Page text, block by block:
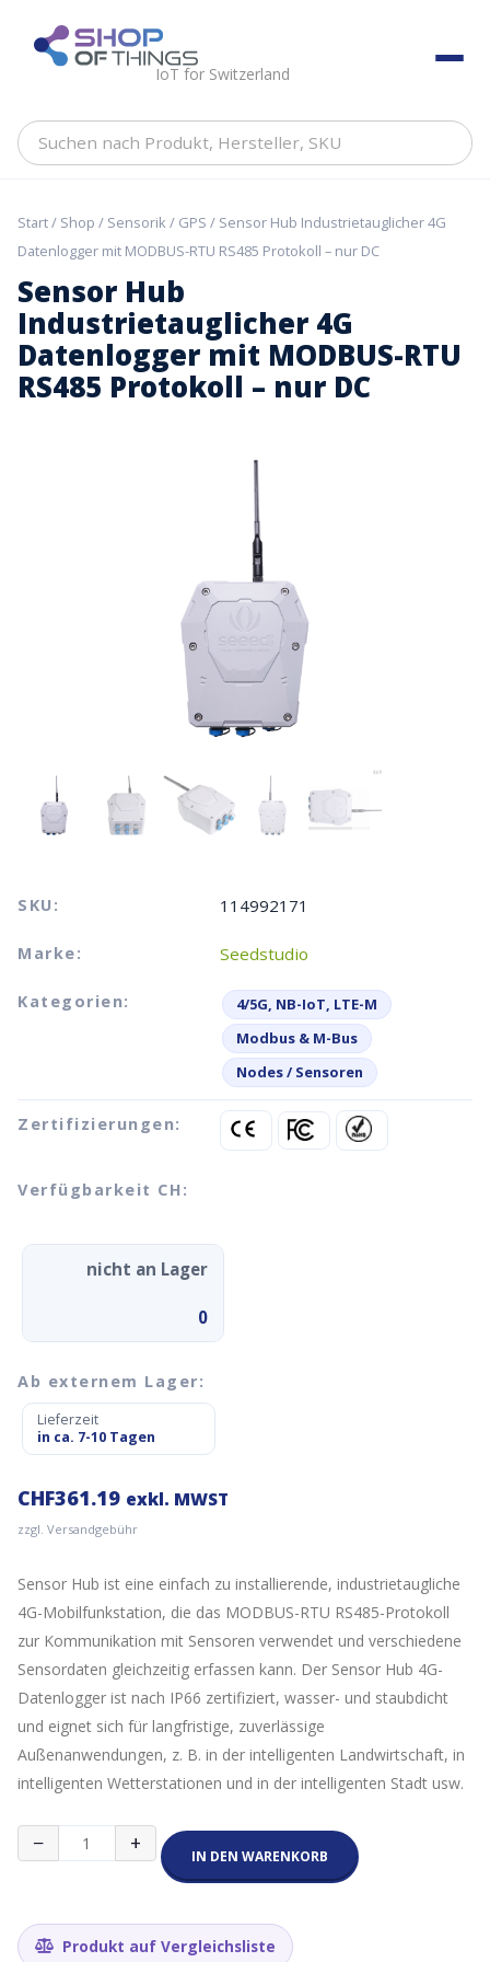
content ShopOfThings
IoT for Switzerland
Suchen
Hersteller,
Start/ Shop / Sensorik / GPS / Sensor Hub Industrietauglicher 4G
Datenlogger mit MODBUS-RTU RS485 Protokoll – nur DC
Sensor Hub
Industrietauglicher 4G
Datenlogger mit MODBUS-RTU
RS485 Protokoll – nur DC
SKU: 114992171
Marke: Seedstudio
Kategorien:
4/5G, NB-IoT, LTE-M
Modbus & M-Bus
Nodes / Sensoren
Zertifizierungen:
Verfügbarkeit CH:
nicht an Lager
0
Ab externem Lager:
Lieferzeit
in ca. 7-10 Tagen
CHF361.19 exkl. MWST
zzgl. Versandgebühr
Sensor Hub ist eine einfach zu installierende, industrietaugliche
4G-Mobilfunkstation, die das MODBUS-RTU RS485-Protokoll
zur Kommunikation mit Sensoren verwendet und verschiedene
Sensordaten gleichzeitig erfassen kann. Der Sensor Hub 4G-
Datenlogger ist nach IP66 zertifiziert, wasser- und staubdicht
und eignet sich für langfristige, zuverlässige
Außenanwendungen, z. B. in der intelligenten Landwirtschaft, in
intelligenten Wetterstationen und in der intelligenten Stadt usw.
−
Sensor
Hub
Industrietauglicher
mit
+ IN DEN WARENKORB
Produkt auf Vergleichsliste